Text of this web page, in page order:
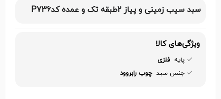
سبد سیب زمینی و پیاز 2طبقه تک و عمده کدP736
ویژگی‌های کالا
پایه فلزی
جنس سبد چوب رابروود